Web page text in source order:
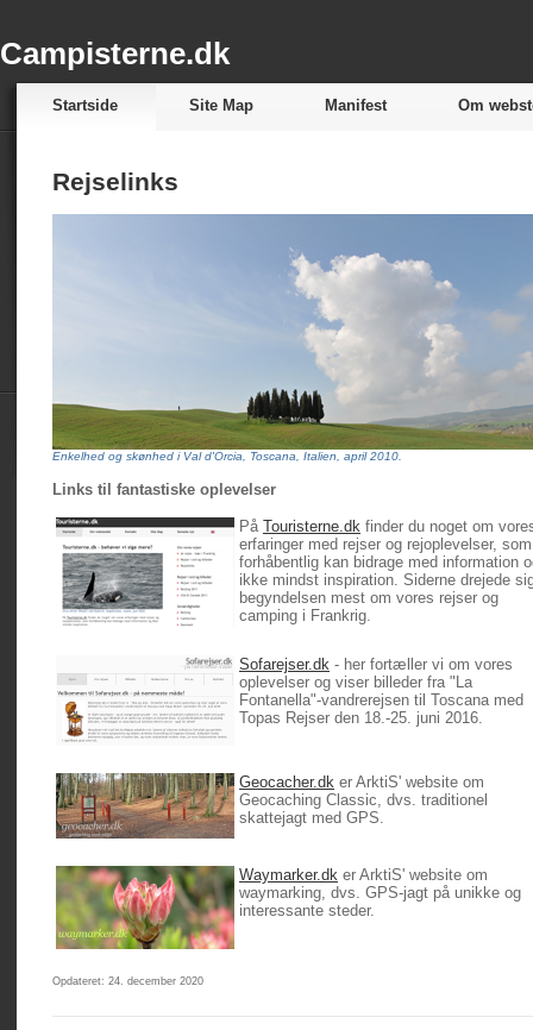
Campisterne.dk
Startside Site Map Manifest Om
Rejselinks
Enkelhed og skønhed i Val d'Orcia, Toscana, Italien, april 2010.
Links til fantastiske oplevelser
På Touristerne.dk finder du noget om
erfaringer med rejser og rejoplevelser, som
forhåbentlig kan bidrage med information
ikke mindst inspiration. Siderne drejede
begyndelsen mest om vores rejser og
camping i Frankrig.
Sofarejser.dk - her fortæller vi om vores
oplevelser og viser billeder fra "La
Fontanella"-vandrerejsen til Toscana med
Topas Rejser den 18.-25. juni 2016.
Geocacher.dk er ArktiS' website om
Geocaching Classic, dvs. traditionel
skattejagt med GPS.
Waymarker.dk er ArktiS' website om
waymarking, dvs. GPS-jagt på unikke og
interessante steder.
Opdateret: 24. december 2020